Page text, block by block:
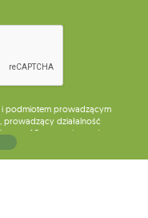
podmiotem prowadzącym
prowadzący działalność
Baran wpisaną do
adres
Siedlcach, ul. Starowiejska
i przechowywane do